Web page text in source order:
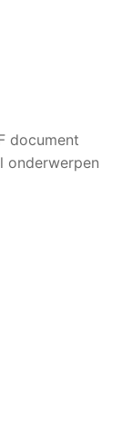
document
onderwerpen